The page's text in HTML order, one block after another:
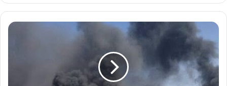
اختراق
دبلوماسي
وثيقة
سلام
سودانية